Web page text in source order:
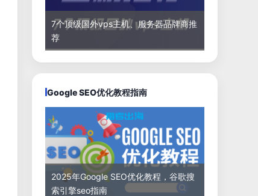
7个顶级国外vps主机、服务器品牌商推
荐
Google SEO优化教程指南
2025年Google SEO优化教程，谷歌搜
索引擎seo指南